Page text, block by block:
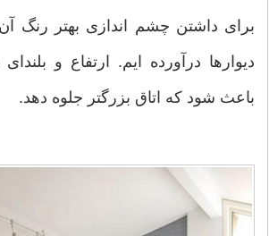
برای داشتن چشم اندازی بهتر رنگ
دیوارها درآورده ایم. ارتفاع و
باعث شود که اتاق بزرگتر جلوه دهد.